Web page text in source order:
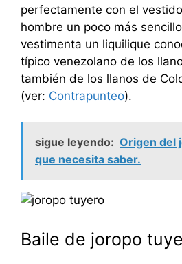
perfectamente con el
hombre un poco más
vestimenta un liquilique
típico venezolano de los
también de los llanos de
(ver: Contrapunteo).
sigue leyendo: Origen del
que necesita saber.
Baile de joropo